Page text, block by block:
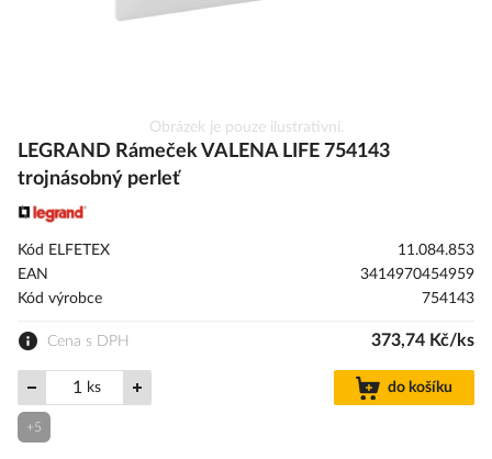
na
začátek
galerie
s
Obrázek je pouze ilustrativní.
LEGRAND Rámeček VALENA LIFE 754143
trojnásobný perleť
Kód ELFETEX
11.084.853
EAN
3414970454959
Kód výrobce
754143
Cena s DPH 373,74 Kč/ks
ks do košíku
+5